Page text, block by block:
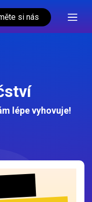
si nás
lépe vyhovuje!